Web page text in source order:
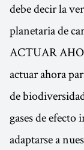
debe decir la
planetaria de
ACTUAR
actuar ahora
de
gases de
adaptarse a